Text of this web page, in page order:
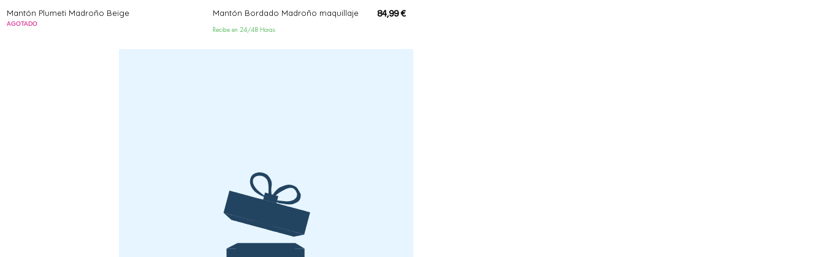
Mantón Plumeti Madroño Beige
AGOTADO
Mantón Bordado Madroño maquillaje Precio
84,99 €
Recibe en 24/48 Horas